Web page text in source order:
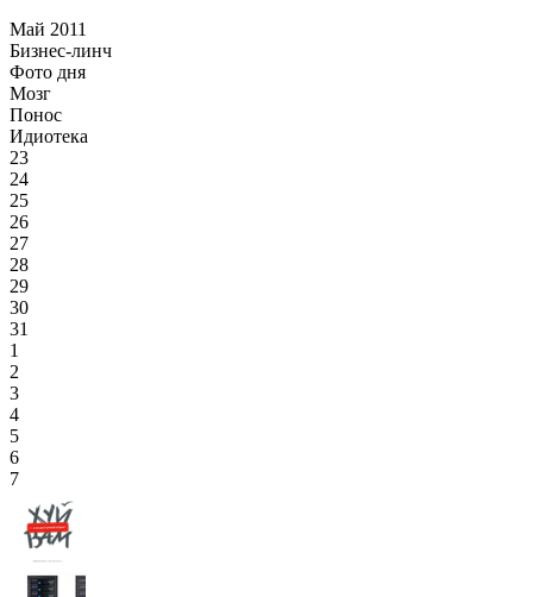
Май 2011
Бизнес-линч
Фото дня
Мозг
Понос
Идиотека
23
24
25
26
27
28
29
30
31
1
2
3
4
5
6
7